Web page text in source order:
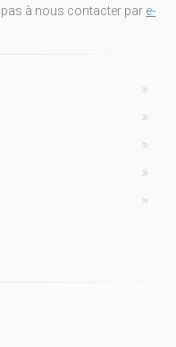
à nous contacter par e-